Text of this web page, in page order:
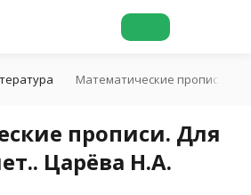
Математические прописи.
прописи. Для
Царёва Н.А.